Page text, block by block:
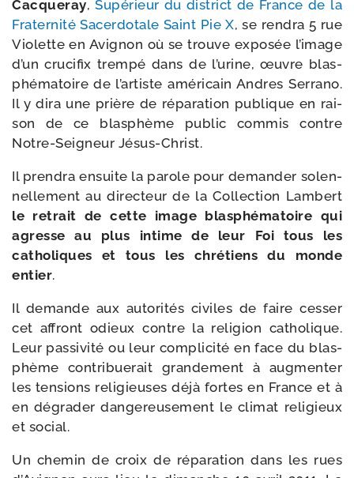
Cacqueray,Supérieur du dis­trict de France de la
Fraternité Sacerdotale Saint Pie X, se ren­dra 5 rue
Violette en Avignon où se trouve expo­sée l’image
d’un cru­ci­fix trem­pé dans de l’urine, œuvre blas­
phé­ma­toire de l’artiste amé­ri­cain Andres Serrano.
Il y dira une prière de répa­ra­tion publique en rai­
son de ce blas­phème public com­mis contre
Notre-​Seigneur Jésus-Christ.
Il pren­dra ensuite la parole pour deman­der solen­
nel­le­ment au direc­teur de la Collection Lambert
le retrait de cette image blas­phé­ma­toire qui
agresse au plus intime de leur Foi tous les
catho­liques et tous les chré­tiens du monde
entier.
Il demande aux auto­ri­tés civiles de faire ces­ser
cet affront odieux contre la reli­gion catho­lique.
Leur pas­si­vi­té ou leur com­pli­ci­té en face du blas­
phème contri­bue­rait gran­de­ment à aug­men­ter
les ten­sions reli­gieuses déjà fortes en France et à
en dégra­der dan­ge­reu­se­ment le cli­mat reli­gieux
et social.
Un che­min de croix de répa­ra­tion dans les rues